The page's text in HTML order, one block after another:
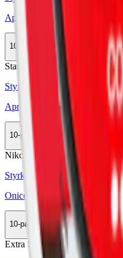
Après No.4 Cola
10-pack
285,50 kr
Stark
Styrka Stark · Slim
Après No.4 Cola Hypèr Strong
10-pack
285,50 kr
Nikotinfri
Styrka Nikotinfri · Mini
Onico Original Mini
10-pack
399,50 kr
Köp
Extra Stark Mini